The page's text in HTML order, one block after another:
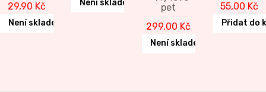
29,90 Kč
Není skladem
Není skladem
pet
299,00 Kč
Není skladem
55,00 Kč
Přidat do